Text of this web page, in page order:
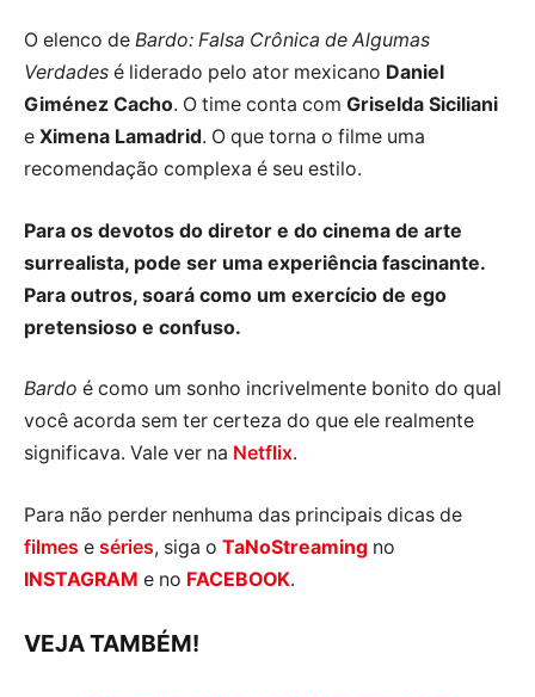
O elenco de Bardo: Falsa Crônica de Algumas
Verdades é liderado pelo ator mexicano Daniel
Giménez Cacho. O time conta com Griselda Siciliani
e Ximena Lamadrid. O que torna o filme uma
recomendação complexa é seu estilo.
Para os devotos do diretor e do cinema de arte
surrealista, pode ser uma experiência fascinante.
Para outros, soará como um exercício de ego
pretensioso e confuso.
Bardo é como um sonho incrivelmente bonito do qual
você acorda sem ter certeza do que ele realmente
significava. Vale ver na Netflix.
Para não perder nenhuma das principais dicas de
filmes e séries, siga o TaNoStreaming no
INSTAGRAM e no FACEBOOK.
VEJA TAMBÉM!